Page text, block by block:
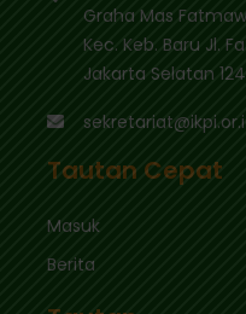
Graha Mas
Kec. Keb. Baru Jl.
Jakarta Selatan
Tautan Cepat
Masuk
Berita